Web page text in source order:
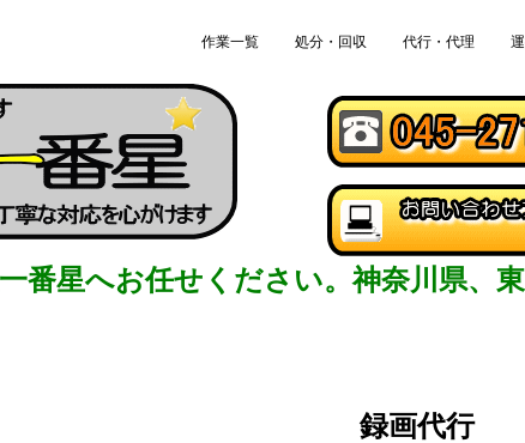
作業一覧 処分・回収 代行・代理
番星へお任せください。神奈川県、
録画代行